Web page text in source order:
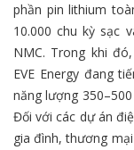
phần pin lithium
10.000 chu kỳ sạc
NMC. Trong khi
EVE Energy đang
năng lượng
Đối với các dự án
gia đình, thương